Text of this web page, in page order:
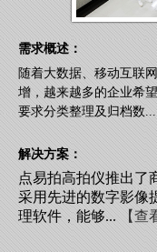
需求概述：
随着大数据、移动互联
增，越来越多的企业希
要求分类整理及归档数...
解决方案：
点易拍高拍仪推出了
采用先进的数字影像
理软件，能够...【查